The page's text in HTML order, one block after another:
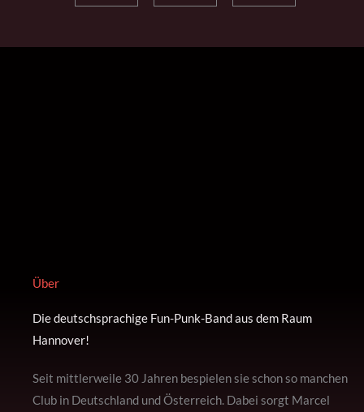
Über
Die deutschsprachige Fun-Punk-Band aus dem Raum
Hannover!
Seit mittlerweile 30 Jahren bespielen sie schon so manchen
Club in Deutschland und Österreich. Dabei sorgt Marcel